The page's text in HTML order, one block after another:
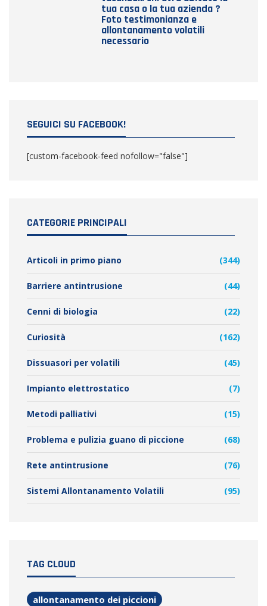
tua casa o la tua azienda ?
Foto testimonianza e
allontanamento volatili
necessario
SEGUICI SU FACEBOOK!
[custom-facebook-feed nofollow="false"]
CATEGORIE PRINCIPALI
Articoli in primo piano (344)
Barriere antintrusione (44)
Cenni di biologia (22)
Curiosità (162)
Dissuasori per volatili (45)
Impianto elettrostatico (7)
Metodi palliativi (15)
Problema e pulizia guano di piccione (68)
Rete antintrusione (76)
Sistemi Allontanamento Volatili (95)
TAG CLOUD
allontanamento dei piccioni